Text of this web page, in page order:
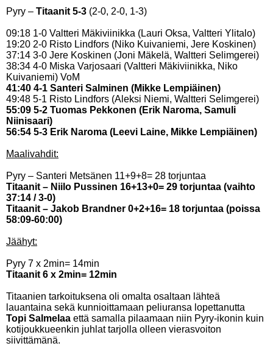
Pyry – Titaanit 5-3 (2-0, 2-0, 1-3)
09:18 1-0 Valtteri Mäkiviinikka (Lauri Oksa, Valtteri Ylitalo)
19:20 2-0 Risto Lindfors (Niko Kuivaniemi, Jere Koskinen)
37:14 3-0 Jere Koskinen (Joni Mäkelä, Waltteri Selimgerei)
38:34 4-0 Miska Varjosaari (Valtteri Mäkiviinikka, Niko
Kuivaniemi) VoM
41:40 4-1 Santeri Salminen (Mikke Lempiäinen)
49:48 5-1 Risto Lindfors (Aleksi Niemi, Waltteri Selimgerei)
55:09 5-2 Tuomas Pekkonen (Erik Naroma, Samuli
Niinisaari)
56:54 5-3 Erik Naroma (Leevi Laine, Mikke Lempiäinen)
Maalivahdit:
Pyry – Santeri Metsänen 11+9+8= 28 torjuntaa
Titaanit – Niilo Pussinen 16+13+0= 29 torjuntaa (vaihto
37:14 / 3-0)
Titaanit – Jakob Brandner 0+2+16= 18 torjuntaa (poissa
58:09-60:00)
Jäähyt:
Pyry 7 x 2min= 14min
Titaanit 6 x 2min= 12min
Titaanien tarkoituksena oli omalta osaltaan lähteä
lauantaina sekä kunnioittamaan peliuransa lopettanutta
Topi Salmelaa että samalla pilaamaan niin Pyry-ikonin kuin
kotijoukkueenkin juhlat tarjolla olleen vierasvoiton
siivittämänä.